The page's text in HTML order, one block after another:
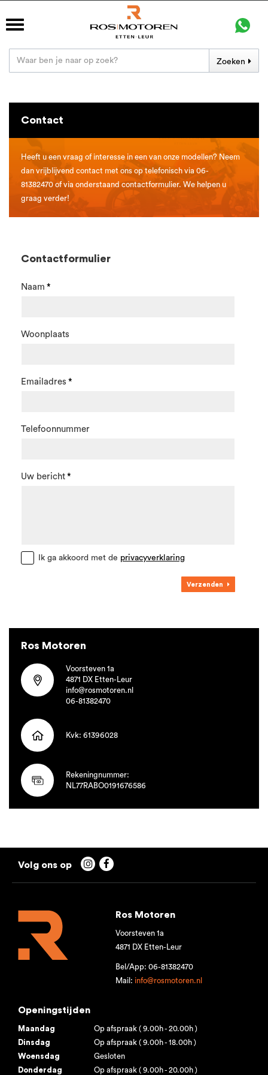
Zoeken
Contact
Heeft u een vraag of interesse in een van onze modellen? Neem
dan vrijblijvend contact met ons op telefonisch via 06-
81382470 of via onderstaand contactformulier. We helpen u
graag verder!
Contactformulier
Naam
Woonplaats
Emailadres
Telefoonnummer
Uw bericht
Ik ga akkoord met de privacyverklaring
Verzenden
Ros Motoren
Voorsteven 1a
4871 DX Etten-Leur
info@rosmotoren.nl
06-81382470
Kvk: 61396028
Rekeningnummer:
NL77RABO0191676586
 
Ros Motoren
Voorsteven 1a
4871 DX Etten-Leur
Bel/App: 06-81382470
Mail: info@rosmotoren.nl
Openingstijden
Maandag
Op afspraak ( 9.00h - 20.00h )
Dinsdag
Op afspraak ( 9.00h - 18.00h )
Woensdag
Gesloten
Donderdag
Op afspraak ( 9.00h - 20.00h )